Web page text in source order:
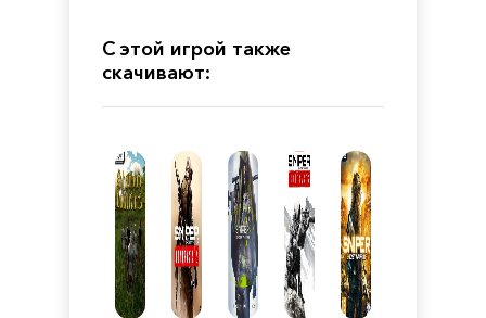
С этой игрой также
скачивают: